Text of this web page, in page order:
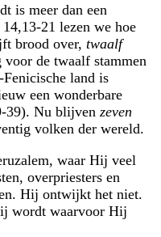
is meer dan een
21 lezen we hoe
brood over, twaalf
de twaalf stammen
land is
een wonderbare
39). Nu blijven zeven
volken der wereld.
waar Hij veel
overpriesters en
Hij ontwijkt het niet.
wordt waarvoor Hij